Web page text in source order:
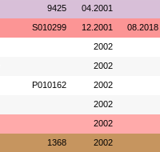
9425 04.2001
S010299 12.2001 08.2018
2002
2002
P010162 2002
2002
2002
1368 2002